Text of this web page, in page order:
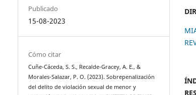
Publicado
15-08-2023
Cómo citar
Cuñe-Cáceda, S. S., Recalde-Gracey, A. E., &
Morales-Salazar, P. O. (2023). Sobrepenalización
del delito de violación sexual de menor y